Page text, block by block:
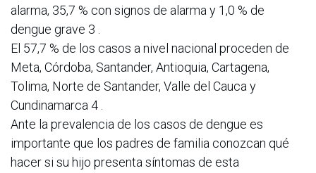
alarma, 35,7 % con signos de alarma y 1,0 % de
dengue grave 3 .
El 57,7 % de los casos a nivel nacional proceden de
Meta, Córdoba, Santander, Antioquia, Cartagena,
Tolima, Norte de Santander, Valle del Cauca y
Cundinamarca 4 .
Ante la prevalencia de los casos de dengue es
importante que los padres de familia conozcan qué
hacer si su hijo presenta síntomas de esta